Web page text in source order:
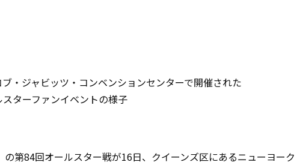
ブ・ジャビッツ・コンベンションセンターで開催された
スターファンイベントの様子
第84回オールスター戦が16日、クイーンズ区にあるニューヨーク